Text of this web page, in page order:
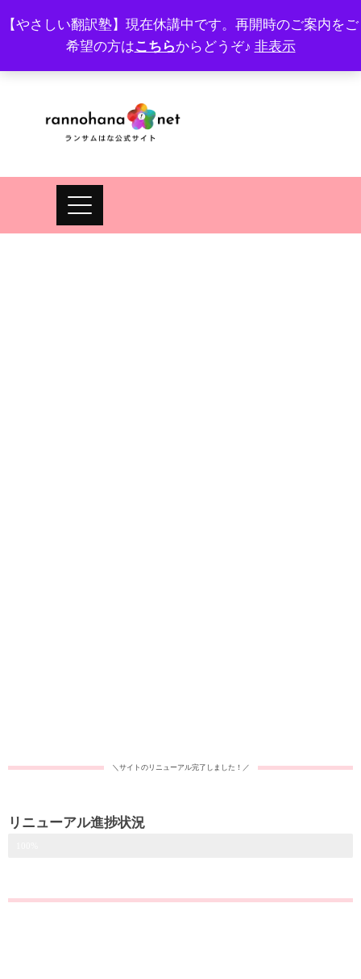
【やさしい翻訳塾】現在休講中です。再開時のご案内をご
希望の方はこちらからどうぞ♪ 非表示
プロフィール FAQ Site map JA EN
＼サイトのリニューアル完了しました！／
リニューアル進捗状況